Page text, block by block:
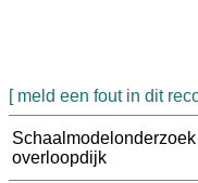
[ meld een fout in dit
overloopdijk